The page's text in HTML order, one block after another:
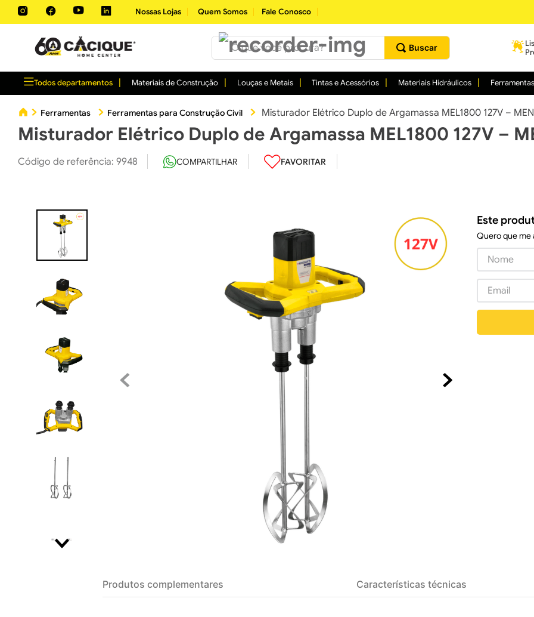
Nossas Lojas Quem Somos Fale Conosco
O que você procura?
Todos departamentos Materiais de Construção Louças e Metais Tintas e Acessórios Materiais Hidráulicos Ferramentas
Ferramentas Ferramentas para Construção Civil Misturador Elétrico Duplo de Argamassa MEL1800 127V –
Misturador Elétrico Duplo de Argamassa MEL1800 127V –
Código de referência: 9948
Este
Quero que me
Produtos complementares Características técnicas